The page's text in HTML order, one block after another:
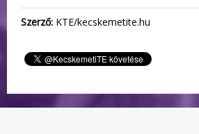
Szerző: KTE/kecskemetite.hu